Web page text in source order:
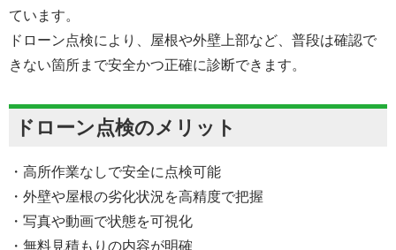
ています。
ドローン点検により、屋根や外壁上部など、普段は確認で
きない箇所まで安全かつ正確に診断できます。
ドローン点検のメリット
・高所作業なしで安全に点検可能
・外壁や屋根の劣化状況を高精度で把握
・写真や動画で状態を可視化
・無料見積もりの内容が明確